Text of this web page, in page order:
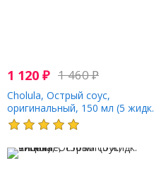
1 120 ₽ 1 460₽
Cholula, Острый соус,
оригинальный, 150 мл (5 жидк.
Унций)